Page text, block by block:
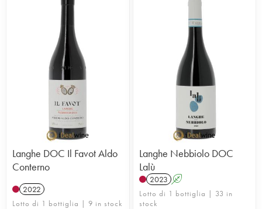
Langhe DOC Il Favot Aldo
Conterno
2022
Lotto di 1 bottiglia | 9 in stock
Langhe Nebbiolo DOC
Lalù
2023 A
Lotto di 1 bottiglia | 33 in
stock